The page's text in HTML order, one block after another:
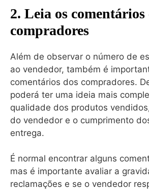
2. Leia os comentários
compradores
Além de observar o número de
ao vendedor, também é
comentários dos compradores.
poderá ter uma ideia mais
qualidade dos produtos
do vendedor e o cumprimento
entrega.
É normal encontrar alguns
mas é importante avaliar a
reclamações e se o vendedor